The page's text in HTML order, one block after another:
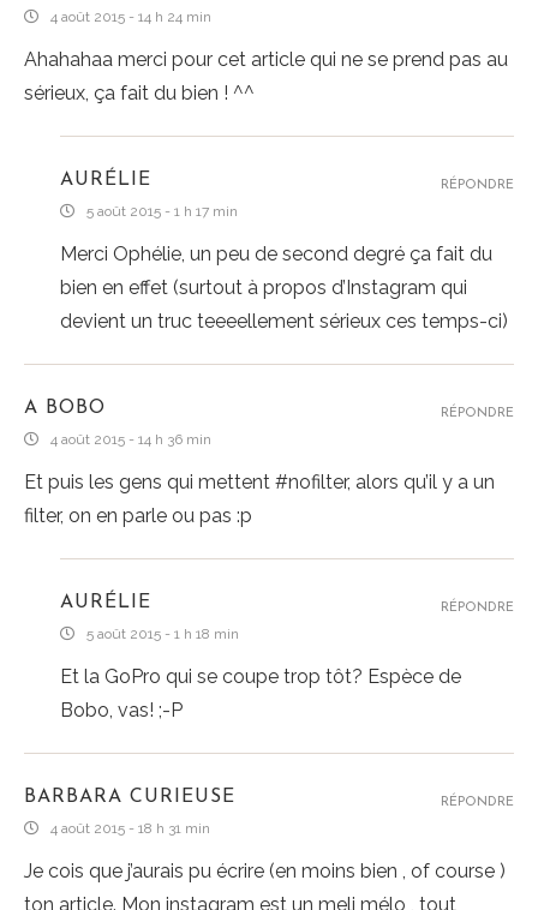
4 août 2015 - 14 h 24 min
Ahahahaa merci pour cet article qui ne se prend pas au
sérieux, ça fait du bien ! ^^
AURÉLIE
5 août 2015 - 1 h 17 min
Merci Ophélie, un peu de second degré ça fait du
bien en effet (surtout à propos d’Instagram qui
devient un truc teeeellement sérieux ces temps-ci)
RÉPONDRE
A BOBO
4 août 2015 - 14 h 36 min
Et puis les gens qui mettent #nofilter, alors qu’il y a un
filter, on en parle ou pas :p
RÉPONDRE
AURÉLIE
5 août 2015 - 1 h 18 min
Et la GoPro qui se coupe trop tôt? Espèce de
Bobo, vas! ;-P
RÉPONDRE
BARBARA CURIEUSE
4 août 2015 - 18 h 31 min
Je cois que j’aurais pu écrire (en moins bien , of course )
ton article. Mon instagram est un meli mélo , tout
RÉPONDRE